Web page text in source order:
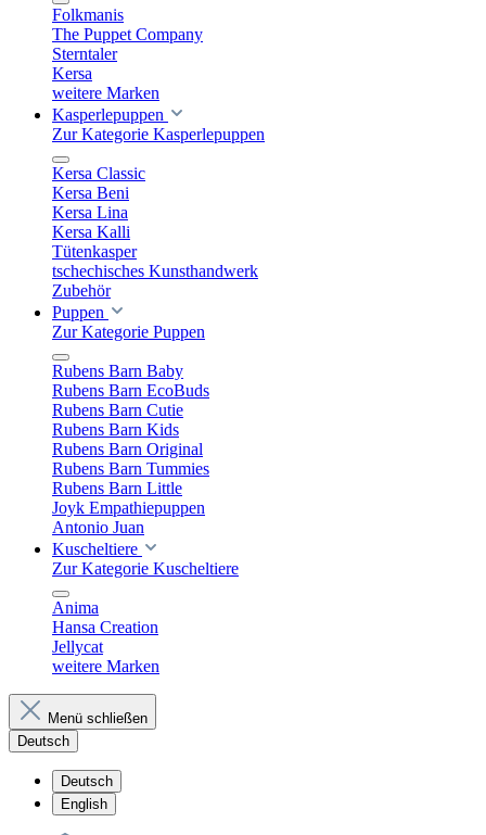
Folkmanis
The Puppet Company
Sterntaler
Kersa
weitere Marken
Kasperlepuppen
Zur Kategorie Kasperlepuppen
Kersa Classic
Kersa Beni
Kersa Lina
Kersa Kalli
Tütenkasper
tschechisches Kunsthandwerk
Zubehör
Puppen
Zur Kategorie Puppen
Rubens Barn Baby
Rubens Barn EcoBuds
Rubens Barn Cutie
Rubens Barn Kids
Rubens Barn Original
Rubens Barn Tummies
Rubens Barn Little
Joyk Empathiepuppen
Antonio Juan
Kuscheltiere
Zur Kategorie Kuscheltiere
Anima
Hansa Creation
Jellycat
weitere Marken
Menü schließen
Deutsch
Deutsch
English